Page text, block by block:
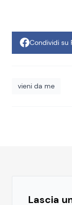
Condividi su
vieni da me
Lascia